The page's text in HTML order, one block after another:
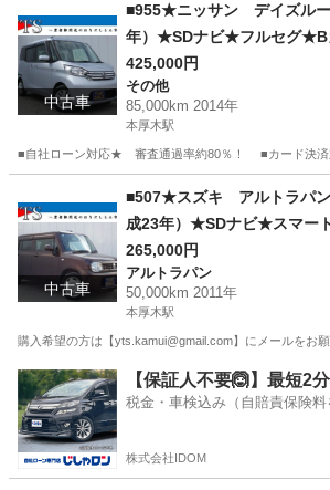
中古車
■955★ニッサン デイズル
年）★SDナビ★フルセグ
金利無し★通過率９０％★車
来店不要で買える★リモート
県厚木市発★業者なので安心
425,000円
その他
85,000km 2014年
本厚木駅
■自社ローン対応★ 審査通過率約80％！ ■カード決済
本厚木駅
中古車
■507★スズキ アルトラ
成23年）★SDナビ★スマー
レベライザー★ ドアバイザ
無し★通過率９０％★車体だ
不要で買える★リモート商談
265,000円
アルトラパン
50,000km 2011年
本厚木駅
購入希望の方は【yts.kamui@gmail.com】にメールを
神奈川 厚木市 本厚木駅 アルトラパン
【保証人不要🙆】最短2
税金・車検込み（自賠責保険
株式会社IDOM